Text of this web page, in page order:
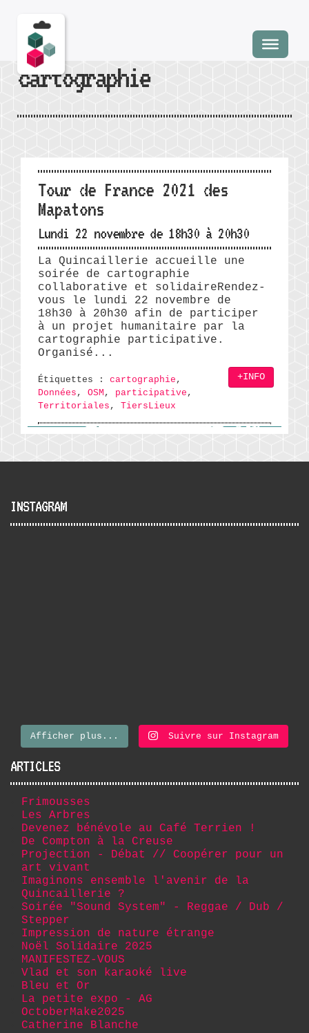
cartographie
Tour de France 2021 des
Mapatons
Lundi 22 novembre de 18h30 à 20h30
La Quincaillerie accueille une
soirée de cartographie
collaborative et solidaireRendez-
vous le lundi 22 novembre de
18h30 à 20h30 afin de participer
à un projet humanitaire par la
cartographie participative.
Organisé...
Étiquettes : cartographie ,
Données , OSM , participative ,
Territoriales , TiersLieux
+INFO
INSTAGRAM
Afficher plus... Suivre sur Instagram
ARTICLES
Frimousses
Les Arbres
Devenez bénévole au Café Terrien !
De Compton à la Creuse
Projection - Débat // Coopérer pour un
art vivant
Imaginons ensemble l'avenir de la
Quincaillerie ?
Soirée "Sound System" - Reggae / Dub /
Stepper
Impression de nature étrange
Noël Solidaire 2025
MANIFESTEZ-VOUS
Vlad et son karaoké live
Bleu et Or
La petite expo - AG
OctoberMake2025
Catherine Blanche